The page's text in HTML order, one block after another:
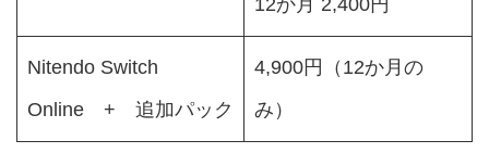
Nitendo Switch
Online + 追加パック
4,900円（12か月の
み）